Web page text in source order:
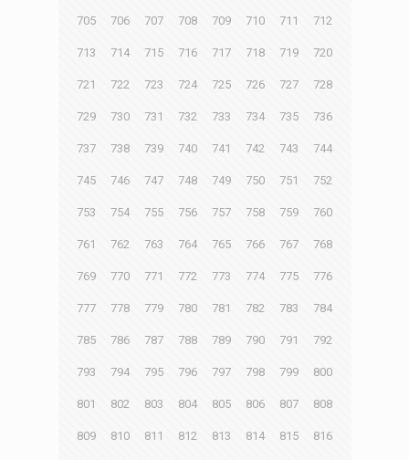
705 706 707 708 709 710 711 712
713 714 715 716 717 718 719 720
721 722 723 724 725 726 727 728
729 730 731 732 733 734 735 736
737 738 739 740 741 742 743 744
745 746 747 748 749 750 751 752
753 754 755 756 757 758 759 760
761 762 763 764 765 766 767 768
769 770 771 772 773 774 775 776
777 778 779 780 781 782 783 784
785 786 787 788 789 790 791 792
793 794 795 796 797 798 799 800
801 802 803 804 805 806 807 808
809 810 811 812 813 814 815 816